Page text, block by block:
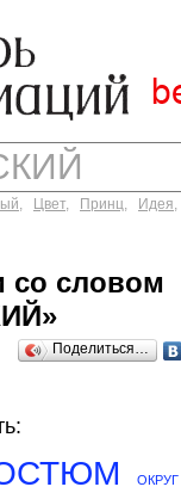
, Цвет, Принц, Идея,
со словом
Поделиться…
ОКРУГ